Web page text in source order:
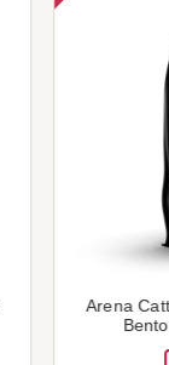
Arena